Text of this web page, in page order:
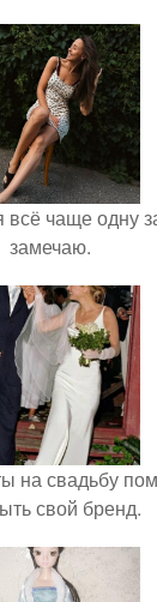
чаще одну
замечаю.
на свадьбу
свой бренд.